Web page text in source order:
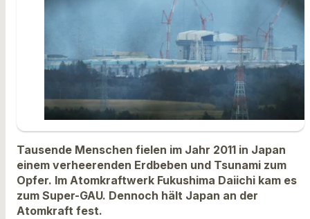
Tausende Menschen fielen im Jahr 2011 in Japan
einem verheerenden Erdbeben und Tsunami zum
Opfer. Im Atomkraftwerk Fukushima Daiichi kam es
zum Super-GAU. Dennoch hält Japan an der
Atomkraft fest.